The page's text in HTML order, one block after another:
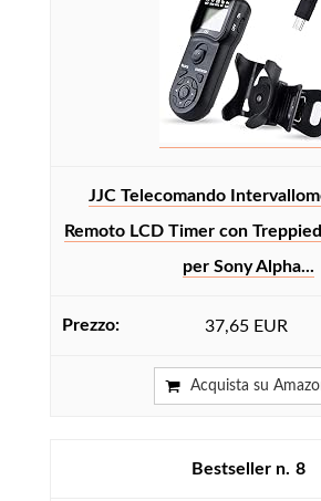
JJC Telecomando
Remoto LCD Timer con
per Sony Alpha...
37,65 EUR
Acquista su
8